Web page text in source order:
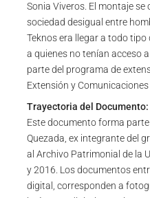
Sonia Viveros. El montaje
sociedad desigual entre
Teknos era llegar a todo
a quienes no tenían acceso
parte del programa de
Extensión y Comunicaciones
Trayectoria del Documento:
Este documento forma
Quezada, ex integrante del
al Archivo Patrimonial de la
y 2016. Los documentos
digital, corresponden a